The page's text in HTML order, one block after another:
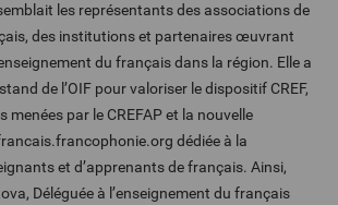
les représentants des associations de
des institutions et partenaires œuvrant
du français dans la région. Elle a
de l’OIF pour valoriser le dispositif CREF,
menées par le CREFAP et la nouvelle
dédiée à la
et d’apprenants de français. Ainsi,
Déléguée à l’enseignement du français